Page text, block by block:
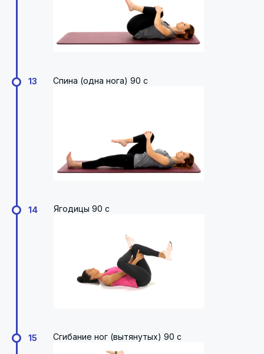
13 Спина (одна нога) 90 с
14 Ягодицы 90 с
15 Сгибание ног (вытянутых) 90 с